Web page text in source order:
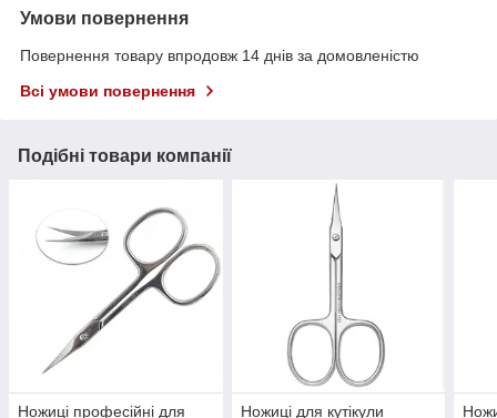
Умови повернення
Повернення товару впродовж 14 днів за домовленістю
Всі умови повернення
Подібні товари компанії
Ножиці професійні для
Ножиці для кутікули